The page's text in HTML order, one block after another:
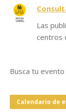
Las
centros
Busca tu
Calendario de